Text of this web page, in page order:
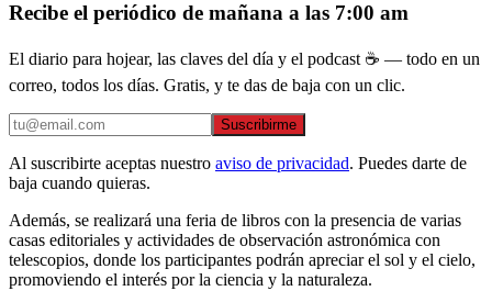
Recibe el periódico de mañana a las 7:00 am
El diario para hojear, las claves del día y el podcast ☕ — todo en un
correo, todos los días. Gratis, y te das de baja con un clic.
Suscribirme
Al suscribirte aceptas nuestro aviso de privacidad. Puedes darte de
baja cuando quieras.
Además, se realizará una feria de libros con la presencia de varias
casas editoriales y actividades de observación astronómica con
telescopios, donde los participantes podrán apreciar el sol y el cielo,
promoviendo el interés por la ciencia y la naturaleza.